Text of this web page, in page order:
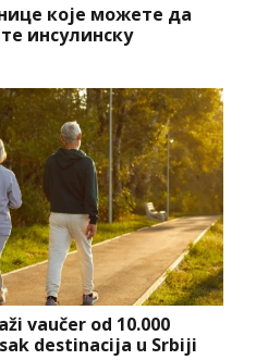
које можете да
инсулинску
vaučer od 10.000
destinacija u Srbiji